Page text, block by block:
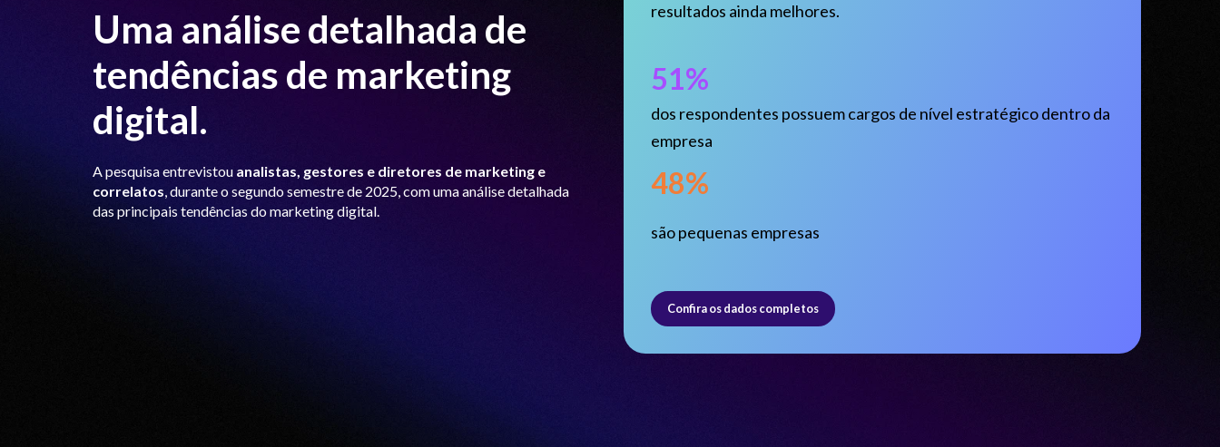
Uma análise detalhada de
tendências de marketing
digital.
A pesquisa entrevistou analistas, gestores e diretores de marketing e
correlatos , durante o segundo semestre de 2025, com uma análise detalhada
das principais tendências do marketing digital.
resultados ainda melhores.
51%
dos respondentes possuem cargos de nível estratégico dentro da
empresa
48%
são pequenas empresas
Confira os dados completos